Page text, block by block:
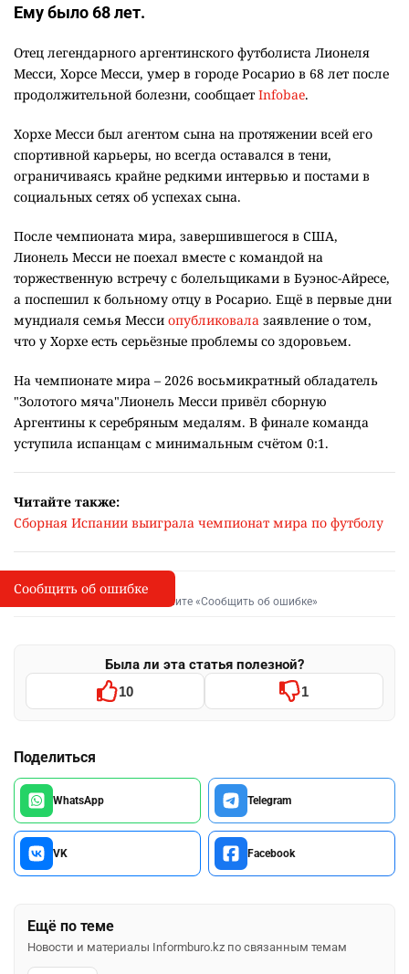
Ему было 68 лет.
Отец легендарного аргентинского футболиста Лионеля
Месси, Хорсе Месси, умер в городе Росарио в 68 лет после
продолжительной болезни, сообщает Infobae.
Хорхе Месси был агентом сына на протяжении всей его
спортивной карьеры, но всегда оставался в тени,
ограничиваясь крайне редкими интервью и постами в
социальных сетях об успехах сына.
После чемпионата мира, завершившегося в США,
Лионель Месси не поехал вместе с командой на
торжественную встречу с болельщиками в Буэнос-Айресе,
а поспешил к больному отцу в Росарио. Ещё в первые дни
мундиаля семья Месси опубликовала заявление о том,
что у Хорхе есть серьёзные проблемы со здоровьем.
На чемпионате мира – 2026 восьмикратный обладатель
"Золотого мяча"Лионель Месси привёл сборную
Аргентины к серебряным медалям. В финале команда
уступила испанцам с минимальным счётом 0:1.
Читайте также:
Сборная Испании выиграла чемпионат мира по футболу
I
Сообщить об опечатке
Выделите фрагмент и нажмите «Сообщить об ошибке»
Была ли эта статья полезной?
10 1
Поделиться
WhatsApp Telegram
VK Facebook
Ещё по теме
Новости и материалы Informburo.kz по связанным темам
Сообщить об ошибке